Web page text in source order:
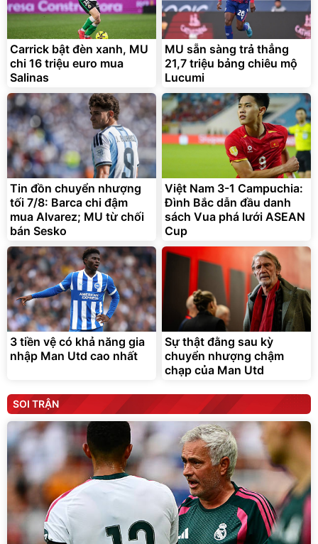
Carrick bật đèn xanh, MU
chi 16 triệu euro mua
Salinas
MU sẵn sàng trả thẳng
21,7 triệu bảng chiêu mộ
Lucumi
Tin đồn chuyển nhượng
tối 7/8: Barca chi đậm
mua Alvarez; MU từ chối
bán Sesko
Việt Nam 3-1 Campuchia:
Đình Bắc dẫn đầu danh
sách Vua phá lưới ASEAN
Cup
3 tiền vệ có khả năng gia
nhập Man Utd cao nhất
Sự thật đằng sau kỳ
chuyển nhượng chậm
chạp của Man Utd
SOI TRẬN